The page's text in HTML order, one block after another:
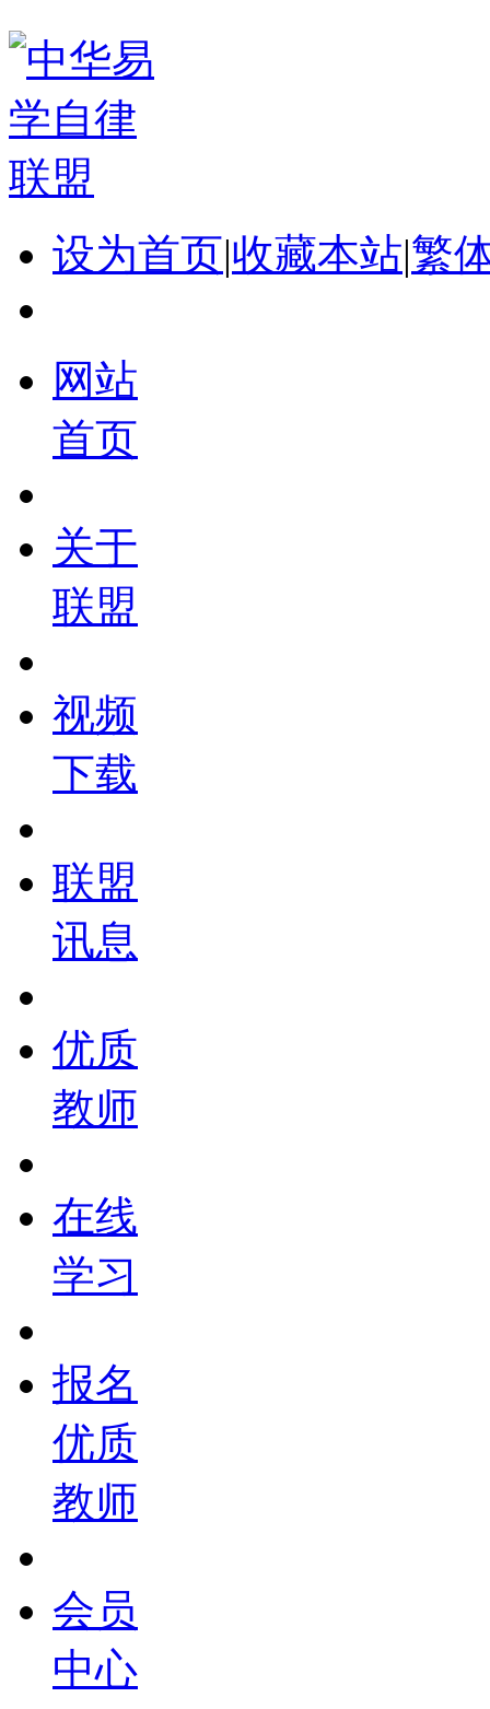
设为首页|收藏本站|繁
网站
首页
关于
联盟
视频
下载
联盟
讯息
优质
教师
在线
学习
报名
优质
教师
会员
中心